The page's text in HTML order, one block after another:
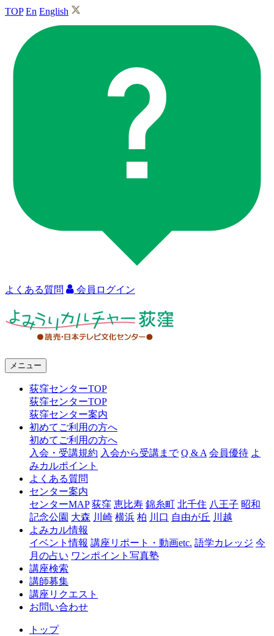
TOP En English
よくある質問 会員ログイン
ャ
窪
メニュー
荻窪センターTOP
荻窪センターTOP
荻窪センター案内
初めてご利用の方へ
初めてご利用の方へ
入会・受講規約 入会から受講まで Q & A 会員優待 よ
みカルポイント
よくある質問
センター案内
センターMAP 荻窪 恵比寿 錦糸町 北千住 八王子 昭和
記念公園 大森 川崎 横浜 柏 川口 自由が丘 川越
よみカル情報
イベント情報 講座リポート・動画etc. 語学カレッジ 今
月の占い ワンポイント写真塾
講座検索
講師募集
講座リクエスト
お問い合わせ
トップ